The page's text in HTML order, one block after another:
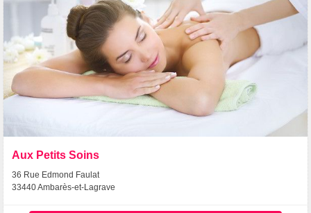
Aux Petits Soins
36 Rue Edmond Faulat
33440 Ambarès-et-Lagrave